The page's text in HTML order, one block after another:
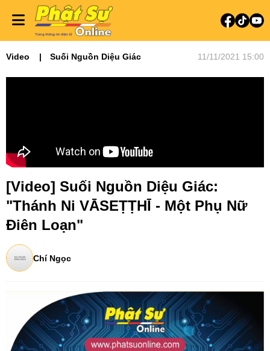
Video Suối Nguồn Diệu Giác 11/11/2021 15:00
[Video] Suối Nguồn Diệu Giác:
"Thánh Ni VĀSEṬṬHĪ - Một Phụ Nữ
Điên Loạn"
Chí Ngọc